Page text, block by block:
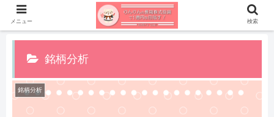
銘柄分析
銘柄分析
メニュー 検索